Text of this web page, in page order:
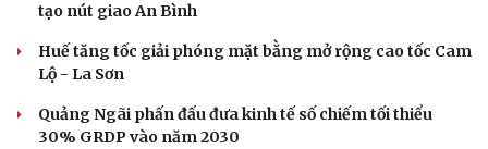
tạo nút giao An Bình
Huế tăng tốc giải phóng mặt bằng mở rộng cao tốc Cam
Lộ - La Sơn
Quảng Ngãi phấn đấu đưa kinh tế số chiếm tối thiểu
30% GRDP vào năm 2030